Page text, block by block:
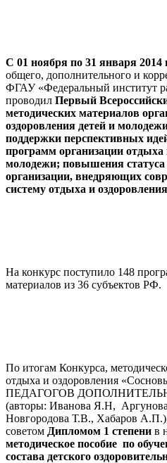
С 01 ноября по 31 января 2014
общего, дополнительного и
ФГАУ «Федеральный институт
проводил Первый
методических материалов
оздоровления детей и
поддержки перспективных
программ организации отдыха
молодежи; повышения статуса
организации, внедряющих
систему отдыха и
На конкурс поступило 148
материалов из 36 субъектов РФ.
По итогам Конкурса,
отдыха и оздоровления
ПЕДАГОГОВ
(авторы: Иванова Я.Н,
Новгородова Т.В., Хабаров
советом Дипломом 1 степени в
методическое пособие по
состава детского